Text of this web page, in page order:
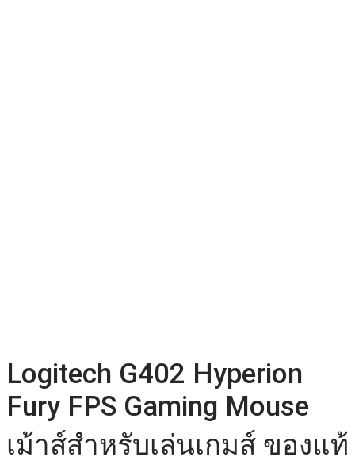
Logitech G402 Hyperion
Fury FPS Gaming Mouse
เม้าส์สำหรับเล่นเกมส์ ของแท้